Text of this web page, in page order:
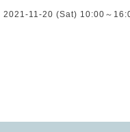
2021-11-20 (Sat) 10:00～